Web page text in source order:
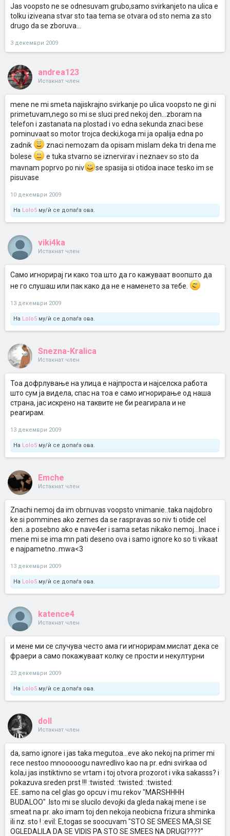
Jas voopsto ne se odnesuvam grubo,samo svirkanjeto na ulica e
tolku iziveana stvar sto taa tema se otvara od sto nema za sto
drugo da se zboruva...
3 декември 2009
andrea123
Истакнат член
mene ne mi smeta najiskrajno svirkanje po ulica voopsto ne gi ni
primetuvam,nego so mi se sluci pred nekoj den...zboram na
telefon i zastanata na plostad i vo edna sekunda znaci bese
pominuvaat so motor trojca decki,koga mi ja opalija edna po
zadnik
znaci nemozam da opisam mislam deka tri dena me
bolese
e tuka stvarno se iznervirav i neznaev so sto da
mavnam poprvo po niv
se spasija si otidoa inace tesko im se
pisuvase
10 декември 2009
На Lolo5 му/ѝ се допаѓа ова.
viki4ka
Истакнат член
Само игнорирај ги како тоа што да го кажуваат воопшто да
не го слушаш или пак како да не е наменето за тебе.
13 декември 2009
На Lolo5 му/ѝ се допаѓа ова.
Snezna-Kralica
Истакнат член
Тоа дофрлување на улица е најпроста и најселска работа
што сум ја видела, спас на тоа е само игнорирање од наша
страна, јас искрено на таквите не би реагирала и не
реагирам.
13 декември 2009
На Lolo5 му/ѝ се допаѓа ова.
Emche
Истакнат член
Znachi nemoj da im obrnuvas voopsto vnimanie..taka najdobro
ke si pommines ako zemes da se raspravas so niv ti otide cel
den..a posebno ako e nave4er i sama setas nikako nemoj...Inace i
mene mi se ima mn pati deseno ova i samo ignore ko so ti vikaat
e najpametno..mwa<3
13 декември 2009
На Lolo5 му/ѝ се допаѓа ова.
katence4
Истакнат член
и мене ми се случува често ама ги игнорирам.мислат дека се
фраери а само покажуваат колку се прости и некултурни
23 декември 2009
На Lolo5 му/ѝ се допаѓа ова.
doll
Истакнат член
da, samo ignore i jas taka megutoa...eve ako nekoj na primer mi
rece nestoo mnooooogu navredlivo kao na pr. edni svirkaa od
kola,i jas instiktivno se vrtam i toj otvora prozorot i vika sakasss? i
pokazuva sreden prst !!! :twisted: :twisted: :twisted:
EE..samo na cel glas go opcuv i mu rekov "MARSHHHH
BUDALOO" .Isto mi se slucilo devojki da gleda nakaj mene i se
smeat na pr. ako imam toj den nekoja neobicna frizura shminka
ili nz. sto ! :evil: E,togas se soocuvam "STO SE SMEES MA,SI SE
OGLEDALILA DA SE VIDIS PA STO SE SMEES NA DRUGI????"